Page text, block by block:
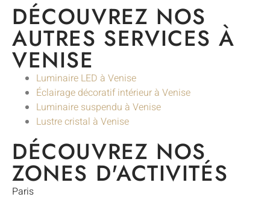
DÉCOUVREZ NOS
AUTRES SERVICES À
VENISE
Luminaire LED à Venise
Éclairage décoratif intérieur à Venise
Luminaire suspendu à Venise
Lustre cristal à Venise
DÉCOUVREZ NOS
ZONES D'ACTIVITÉS
Paris